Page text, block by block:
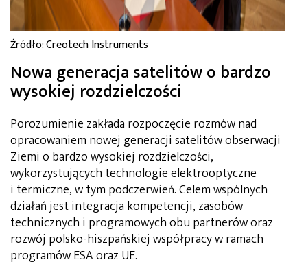
Źródło: Creotech Instruments
Nowa generacja satelitów o bardzo
wysokiej rozdzielczości
Porozumienie zakłada rozpoczęcie rozmów nad
opracowaniem nowej generacji satelitów obserwacji
Ziemi o bardzo wysokiej rozdzielczości,
wykorzystujących technologie elektrooptyczne
i termiczne, w tym podczerwień. Celem wspólnych
działań jest integracja kompetencji, zasobów
technicznych i programowych obu partnerów oraz
rozwój polsko-hiszpańskiej współpracy w ramach
programów ESA oraz UE.